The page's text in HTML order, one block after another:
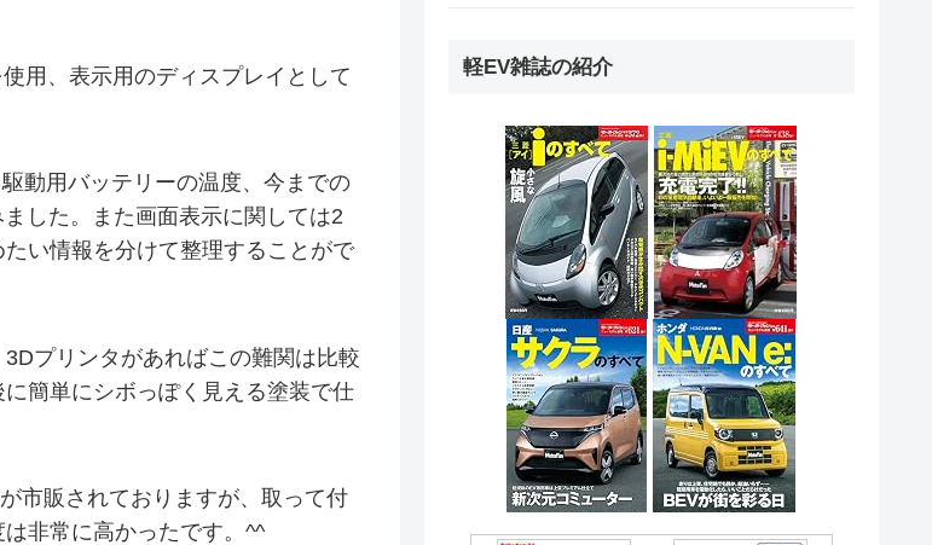
用、表示用のディスプレイとして
動用バッテリーの温度、今までの
した。また画面表示に関しては2
い情報を分けて整理することがで
プリンタがあればこの難関は比較
簡単にシボっぽく見える塗装で仕
市販されておりますが、取って付
非常に高かったです。^^
軽EV雑誌の紹介